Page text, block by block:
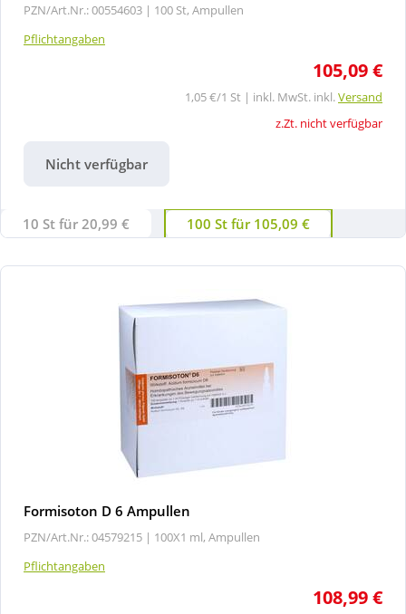
PZN/Art.Nr.: 00554603 | 100 St, Ampullen
Pflichtangaben
105,09 €
1,05 €/1 St | inkl. MwSt. inkl.Versand
z.Zt. nicht verfügbar
Nicht verfügbar
10 St für 20,99 € 100 St für 105,09 €
Formisoton D 6 Ampullen
PZN/Art.Nr.: 04579215 | 100X1 ml, Ampullen
Pflichtangaben
108,99 €